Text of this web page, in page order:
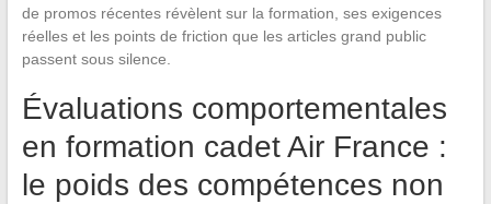
de promos récentes révèlent sur la formation, ses exigences
réelles et les points de friction que les articles grand public
passent sous silence.
Évaluations comportementales
en formation cadet Air France :
le poids des compétences non